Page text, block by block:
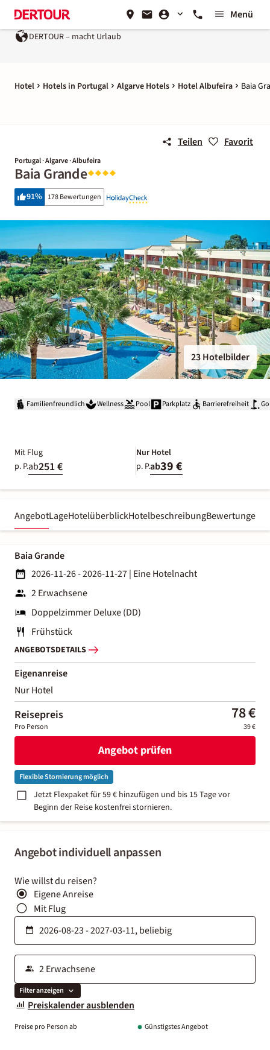
Menü
DERTOUR – macht Urlaub
Hotel Hotels in Portugal Algarve Hotels Hotel Albufeira Baia
Teilen Favorit
Portugal · Algarve · Albufeira
Baia Grande
91% 178 Bewertungen
23 Hotelbilder
Familienfreundlich Wellness Pool Parkplatz Barrierefreiheit
Mit Flug
p. P.ab251 €
Nur Hotel
p. P.ab39 €
AngebotLageHotelüberblickHotelbeschreibungBewertungen
Angebot individuell anpassen
Wie willst du reisen?
Eigene Anreise
Mit Flug
Filter anzeigen
Preiskalender ausblenden
Preise pro Person ab Günstigstes Angebot
Baia Grande
2026-11-26 - 2026-11-27| Eine Hotelnacht
2 Erwachsene
Doppelzimmer Deluxe (DD)
Frühstück
ANGEBOTSDETAILS
Eigenanreise
Nur Hotel
Reisepreis 78 €
Pro Person 39 €
Angebot prüfen
Flexible Stornierung möglich
Jetzt Flexpaket für 59 € hinzufügen und bis 15 Tage vor
Beginn der Reise kostenfrei stornieren.